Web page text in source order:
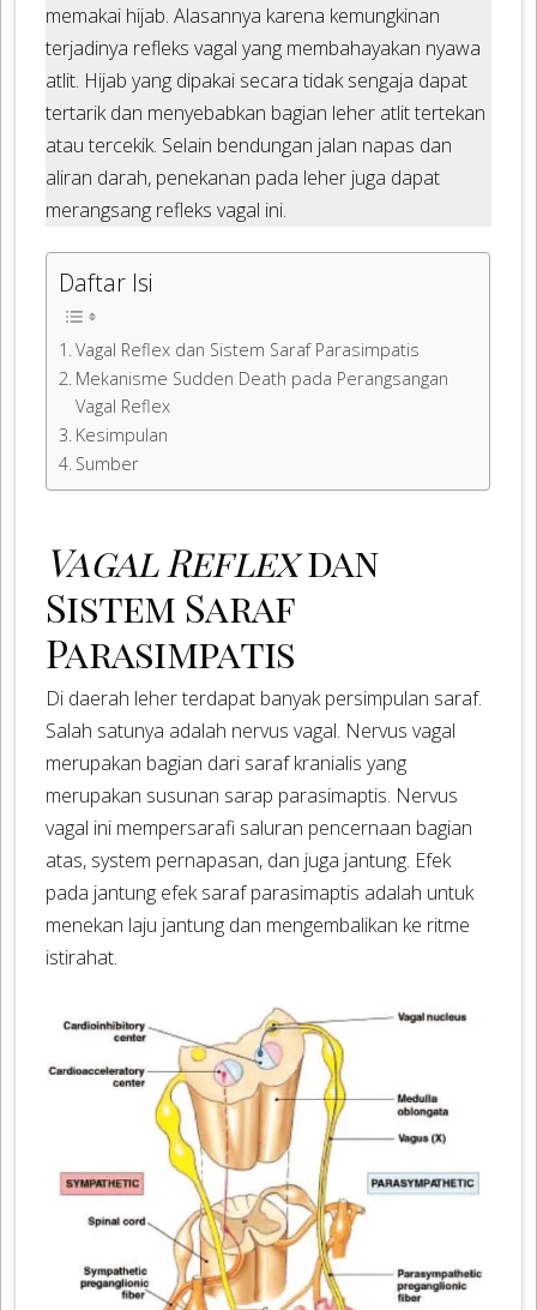
memakai hijab. Alasannya karena kemungkinan
terjadinya refleks vagal yang membahayakan nyawa
atlit. Hijab yang dipakai secara tidak sengaja dapat
tertarik dan menyebabkan bagian leher atlit tertekan
atau tercekik. Selain bendungan jalan napas dan
aliran darah, penekanan pada leher juga dapat
merangsang refleks vagal ini.
Daftar Isi
Vagal Reflex dan Sistem Saraf Parasimpatis
Mekanisme Sudden Death pada Perangsangan
Vagal Reflex
Kesimpulan
Sumber
Vagal Reflexdan
Sistem Saraf
Parasimpatis
Di daerah leher terdapat banyak persimpulan saraf.
Salah satunya adalah nervus vagal. Nervus vagal
merupakan bagian dari saraf kranialis yang
merupakan susunan sarap parasimaptis. Nervus
vagal ini mempersarafi saluran pencernaan bagian
atas, system pernapasan, dan juga jantung. Efek
pada jantung efek saraf parasimaptis adalah untuk
menekan laju jantung dan mengembalikan ke ritme
istirahat.